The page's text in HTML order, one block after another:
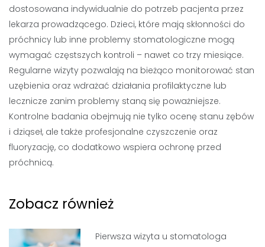
dostosowana indywidualnie do potrzeb pacjenta przez
lekarza prowadzącego. Dzieci, które mają skłonności do
próchnicy lub inne problemy stomatologiczne mogą
wymagać częstszych kontroli – nawet co trzy miesiące.
Regularne wizyty pozwalają na bieżąco monitorować stan
uzębienia oraz wdrażać działania profilaktyczne lub
lecznicze zanim problemy staną się poważniejsze.
Kontrolne badania obejmują nie tylko ocenę stanu zębów
i dziąseł, ale także profesjonalne czyszczenie oraz
fluoryzację, co dodatkowo wspiera ochronę przed
próchnicą.
Zobacz również
Pierwsza wizyta u stomatologa